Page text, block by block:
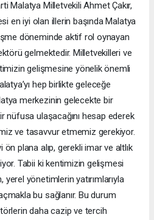
Malatya Milletvekili Ahmet Çakır,
en iyi olan illerin başında Malatya
döneminde aktif rol oynayan
gelmektedir. Milletvekilleri ve
gelişmesine yönelik önemli
hep birlikte geleceğe
merkezinin gelecekte bir
nüfusa ulaşacağını hesap ederek
ve tasavvur etmemiz gerekiyor.
plana alıp, gerekli imar ve altlık
Tabii ki kentimizin gelişmesi
yönetimlerin yatırımlarıyla
bu sağlanır. Bu durum
daha cazip ve tercih